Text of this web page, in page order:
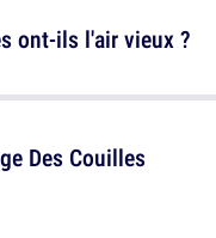
Des Couilles
ont-ils l'air vieux ?